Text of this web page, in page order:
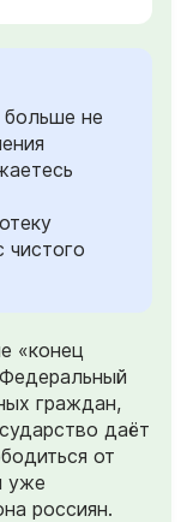
не
чистого
«конец
граждан,
даёт
от
уже
россиян.